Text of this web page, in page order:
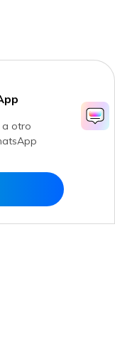
a otro